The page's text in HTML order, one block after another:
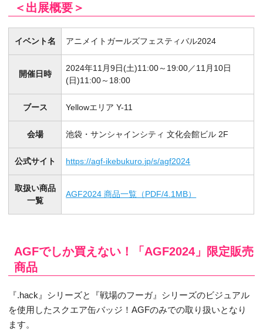
＜出展概要＞
イベント名 アニメイトガールズフェスティバル2024
開催日時
2024年11月9日(土)11:00～19:00／11月10日
(日)11:00～18:00
ブース Yellowエリア Y-11
会場 池袋・サンシャインシティ 文化会館ビル 2F
公式サイト https://agf-ikebukuro.jp/s/agf2024
取扱い商品
一覧
AGF2024 商品一覧（PDF/4.1MB）
AGFでしか買えない！「AGF2024」限定販売
商品
『.hack』シリーズと『戦場のフーガ』シリーズのビジュアル
を使用したスクエア缶バッジ！AGFのみでの取り扱いとなり
ます。